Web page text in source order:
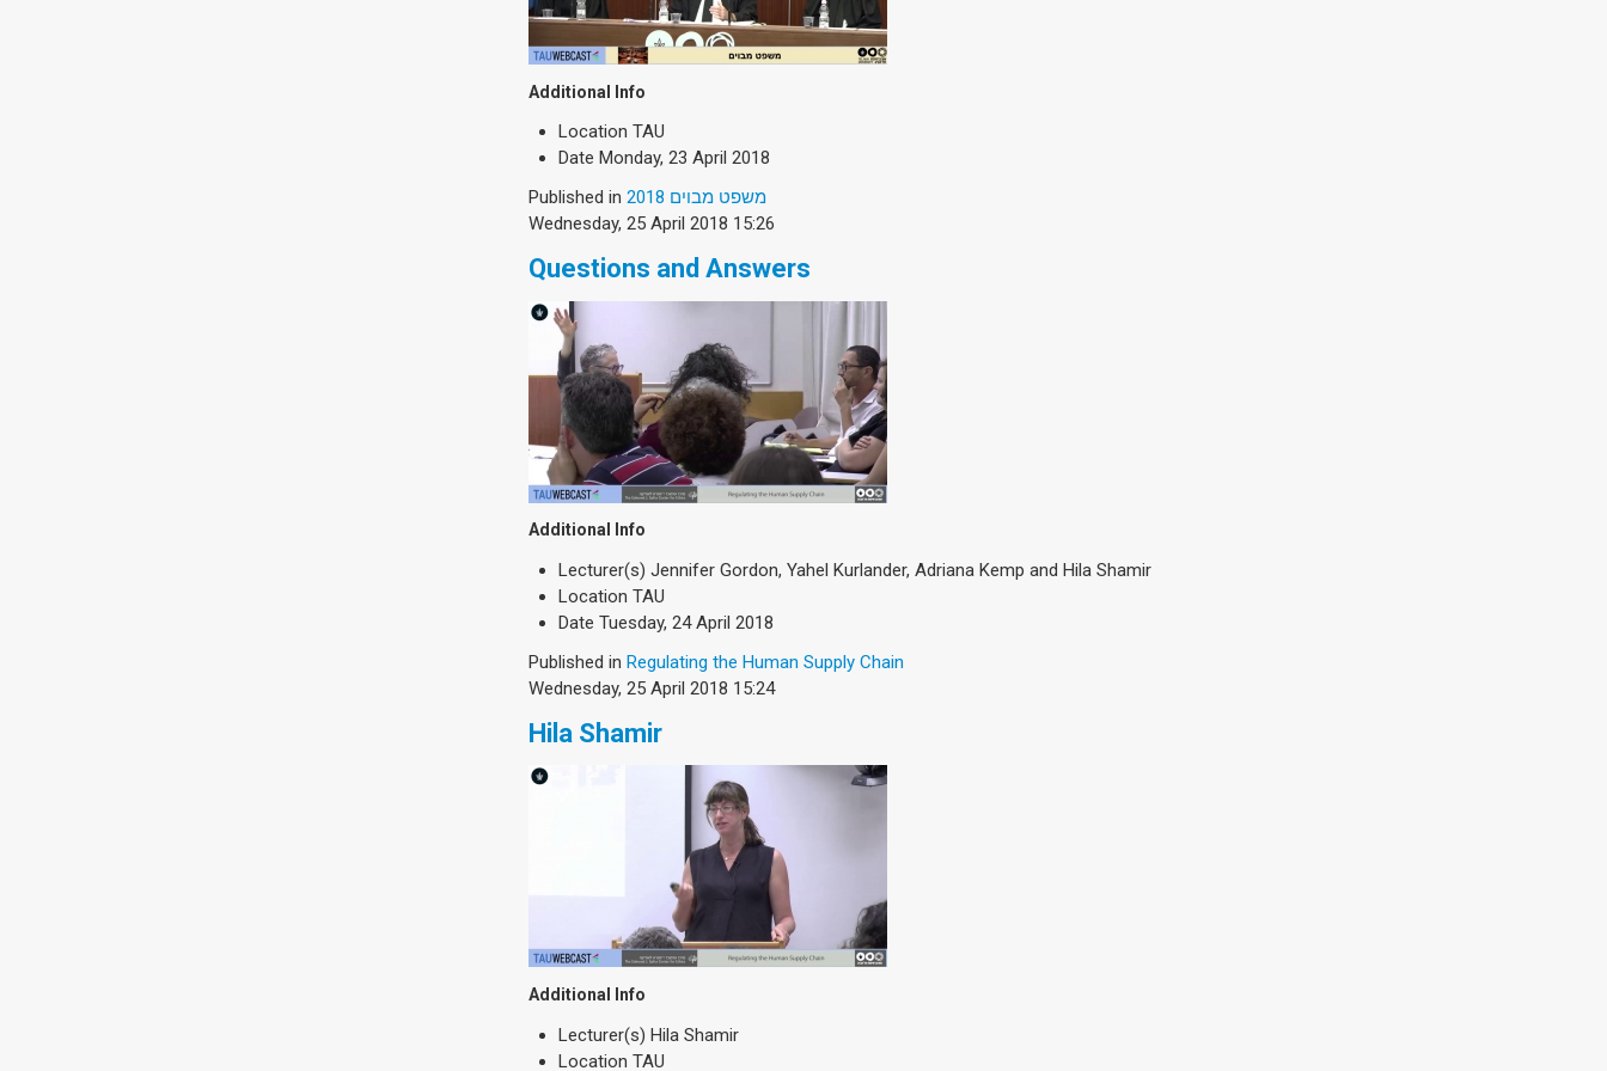
Additional Info
Location TAU
Date Monday, 23 April 2018
Published in
משפט מבוים 2018
Wednesday, 25 April 2018 15:26
Questions and Answers
Additional Info
Lecturer(s) Jennifer Gordon, Yahel Kurlander, Adriana Kemp and Hila Shamir
Location TAU
Date Tuesday, 24 April 2018
Published in Regulating the Human Supply Chain
Wednesday, 25 April 2018 15:24
Hila Shamir
Additional Info
Lecturer(s) Hila Shamir
Location TAU